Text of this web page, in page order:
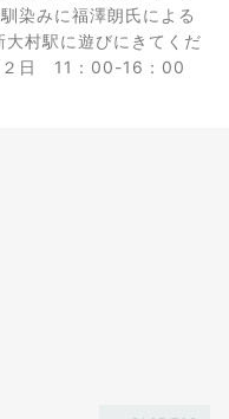
染みに福澤朗氏による
大村駅に遊びにきてくだ
日 11：00-16：00